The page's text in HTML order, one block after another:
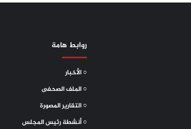
روابط هامة
○ الأخبار
○ الملف الصحفى
○ التقارير المصورة
○ أنشطة رئيس المجلس